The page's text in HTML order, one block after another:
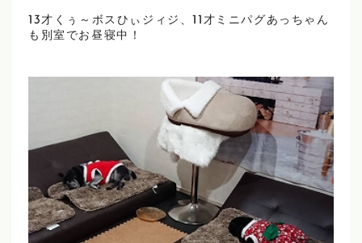
13才くぅ～ボスひぃジィジ、11才ミニパグあっちゃん
も別室でお昼寝中！